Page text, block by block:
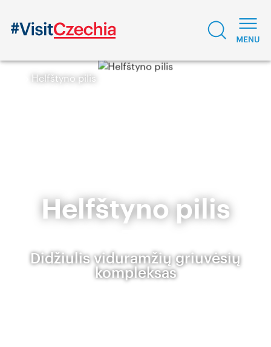
Helfštyno pilis
Helfštyno pilis
Didžiulis viduramžių griuvėsių
kompleksas